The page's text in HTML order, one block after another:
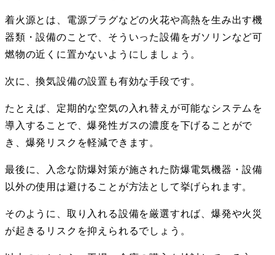
着火源とは、電源プラグなどの火花や高熱を生み出す機
器類・設備のことで、そういった設備をガソリンなど可
燃物の近くに置かないようにしましょう。
次に、換気設備の設置も有効な手段です。
たとえば、定期的な空気の入れ替えが可能なシステムを
導入することで、爆発性ガスの濃度を下げることがで
き、爆発リスクを軽減できます。
最後に、入念な防爆対策が施された防爆電気機器・設備
以外の使用は避けることが方法として挙げられます。
そのように、取り入れる設備を厳選すれば、爆発や火災
が起きるリスクを抑えられるでしょう。